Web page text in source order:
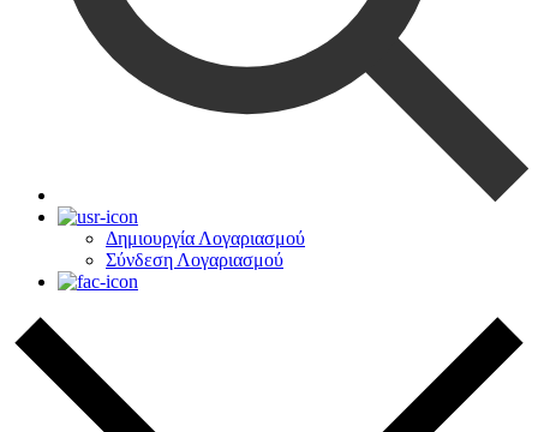
Δημιουργία Λογαριασμού
Σύνδεση Λογαριασμού